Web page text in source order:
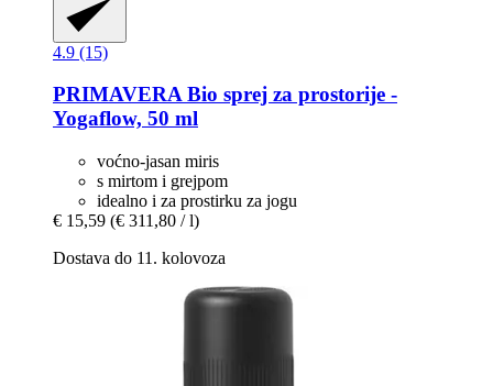
4.9 (15)
PRIMAVERABio sprej za prostorije -​
Yogaflow, 50 ml
voćno-jasan miris
s mirtom i grejpom
idealno i za prostirku za jogu
€ 15,59 (€ 311,80 / l)
Dostava do 11. kolovoza